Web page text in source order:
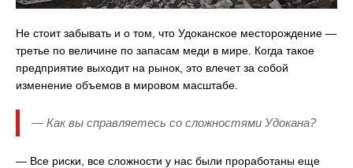
Не стоит забывать и о том, что Удоканское месторождение —
третье по величине по запасам меди в мире. Когда такое
предприятие выходит на рынок, это влечет за собой
изменение объемов в мировом масштабе.
— Как вы справляетесь со сложностями Удокана?
— Все риски, все сложности у нас были проработаны еще